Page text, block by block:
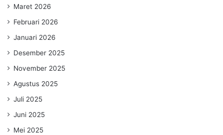
Maret 2026
Februari 2026
Januari 2026
Desember 2025
November 2025
Agustus 2025
Juli 2025
Juni 2025
Mei 2025